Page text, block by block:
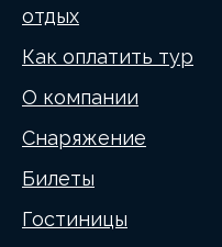
отдых
Как оплатить тур
О компании
Снаряжение
Билеты
Гостиницы